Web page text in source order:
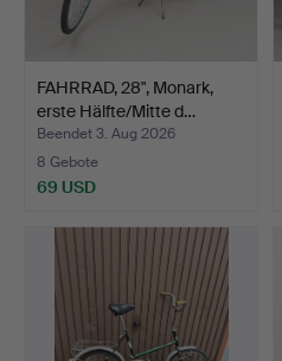
FAHRRAD, 28", Monark,
erste Hälfte/Mitte d…
Beendet 3. Aug 2026
8 Gebote
69 USD